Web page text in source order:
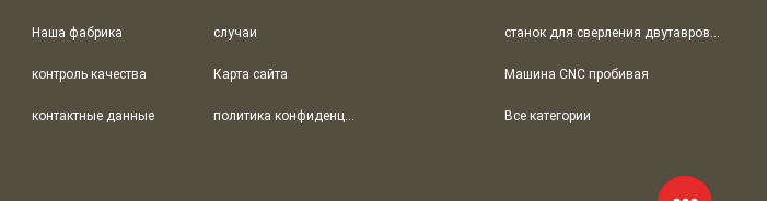
Машины для бурения с
Станционная буровая
PD2010/PD2012/PD2016/PD3016)
Наша фабрика
контроль качества
контактные данные
случаи
Карта сайта
политика конфиденциальности
станок для сверления двутавровых балок с ЧПУ
Машина CNC пробивая
Все категории